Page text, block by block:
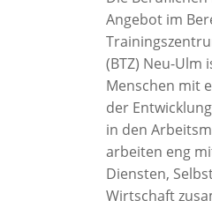
Angebot im
(BTZ) Neu-
Menschen mit
der
in den
arbeiten eng
Diensten,
Wirtschaft